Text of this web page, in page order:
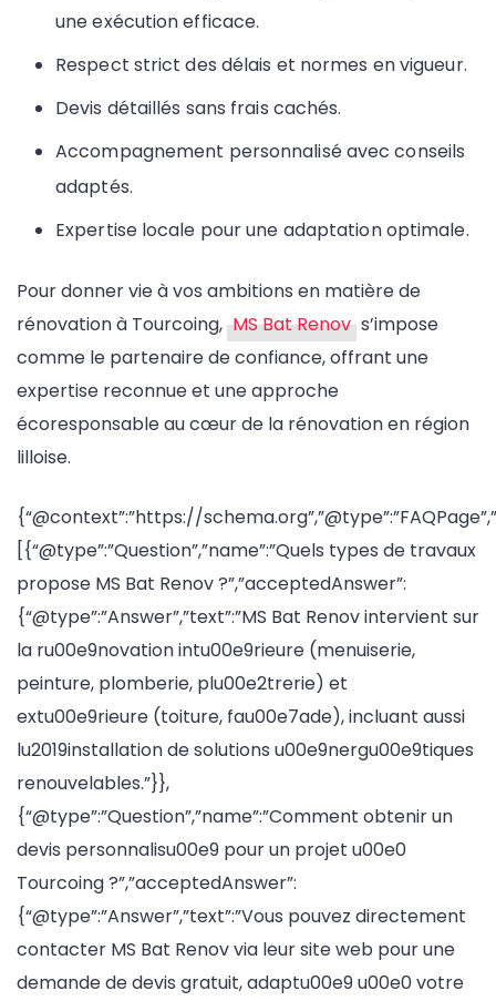
une exécution efficace.
Respect strict des délais et normes en vigueur.
Devis détaillés sans frais cachés.
Accompagnement personnalisé avec conseils
adaptés.
Expertise locale pour une adaptation optimale.
Pour donner vie à vos ambitions en matière de
rénovation à Tourcoing, MS Bat Renov s’impose
comme le partenaire de confiance, offrant une
expertise reconnue et une approche
écoresponsable au cœur de la rénovation en région
lilloise.
{“@context”:”https://
[{“@type”:”Question”,”name”:”Quels types de travaux
propose MS Bat Renov ?”,”acceptedAnswer”:
{“@type”:”Answer”,”text”:”MS Bat Renov intervient sur
la ru00e9novation intu00e9rieure (menuiserie,
peinture, plomberie, plu00e2trerie) et
extu00e9rieure (toiture, fau00e7ade), incluant aussi
lu2019installation de solutions u00e9nergu00e9tiques
renouvelables.”}},
{“@type”:”Question”,”name”:”Comment obtenir un
devis personnalisu00e9 pour un projet u00e0
Tourcoing ?”,”acceptedAnswer”:
{“@type”:”Answer”,”text”:”Vous pouvez directement
contacter MS Bat Renov via leur site web pour une
demande de devis gratuit, adaptu00e9 u00e0 votre